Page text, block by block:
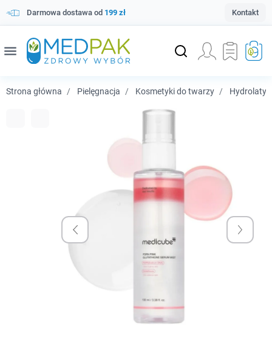
Darmowa dostawa od 199 zł Kontakt
menu
Strona główna Pielęgnacja Kosmetyki do twarzy Hydrolaty,